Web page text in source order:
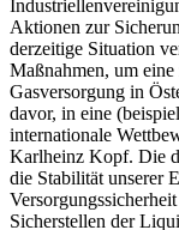
Aktionen zur
derzeitige Situation
Maßnahmen, um
Gasversorgung in
davor, in eine
internationale
Karlheinz Kopf. Die
die Stabilität unserer
Sicherstellen der